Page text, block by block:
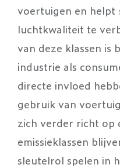
voertuigen en helpt
luchtkwaliteit te
van deze klassen is
industrie als
directe invloed
gebruik van
zich verder richt op
emissieklassen
sleutelrol spelen in